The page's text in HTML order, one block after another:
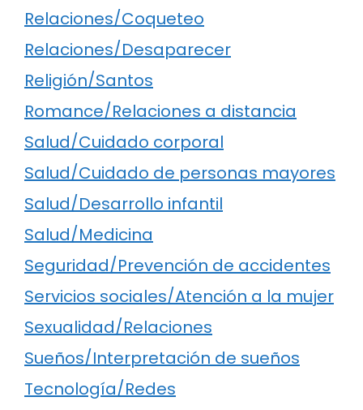
Relaciones/Coqueteo
Relaciones/Desaparecer
Religión/Santos
Romance/Relaciones a distancia
Salud/Cuidado corporal
Salud/Cuidado de personas mayores
Salud/Desarrollo infantil
Salud/Medicina
Seguridad/Prevención de accidentes
Servicios sociales/Atención a la mujer
Sexualidad/Relaciones
Sueños/Interpretación de sueños
Tecnología/Redes